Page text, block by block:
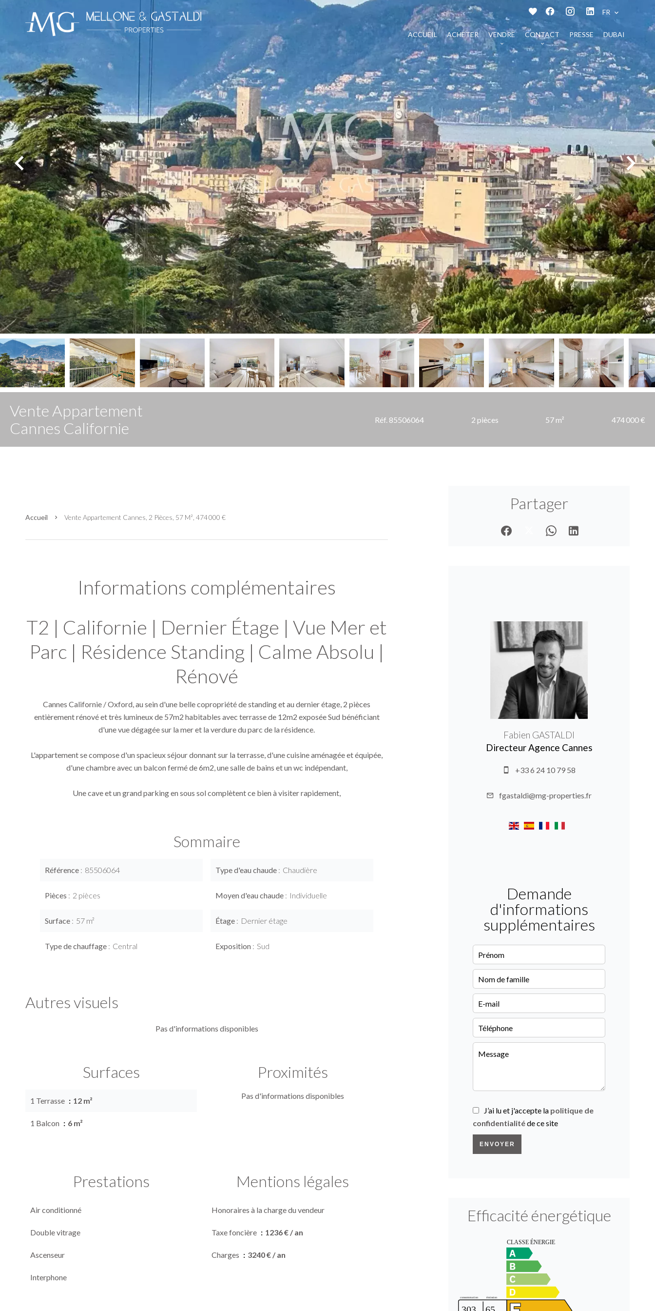
FR
ACCUEIL ACHETER VENDRE CONTACT PRESSE DUBAI
Vente Appartement
Cannes Californie
Réf. 85506064 2 pièces 57 m² 474 000 €
Accueil Vente Appartement Cannes, 2 Pièces, 57 M², 474 000 €
Informations complémentaires
T2 | Californie | Dernier Étage | Vue Mer et
Parc | Résidence Standing | Calme Absolu |
Rénové
Cannes Californie / Oxford, au sein d'une belle copropriété de standing et au dernier étage, 2 pièces
entièrement rénové et très lumineux de 57m2 habitables avec terrasse de 12m2 exposée Sud bénéficiant
d'une vue dégagée sur la mer et la verdure du parc de la résidence.
L'appartement se compose d'un spacieux séjour donnant sur la terrasse, d'une cuisine aménagée et équipée,
d'une chambre avec un balcon fermé de 6m2, une salle de bains et un wc indépendant,
Une cave et un grand parking en sous sol complètent ce bien à visiter rapidement,
Sommaire
Référence 85506064
Pièces 2 pièces
Surface 57 m²
Type de chauffage Central
Type d'eau chaude Chaudière
Moyen d'eau chaude Individuelle
Étage Dernier étage
Exposition Sud
Autres visuels
Pas d'informations disponibles
Surfaces
1 Terrasse 12 m²
1 Balcon 6 m²
Proximités
Pas d'informations disponibles
Prestations
Air conditionné
Double vitrage
Ascenseur
Interphone
Mentions légales
Honoraires à la charge du vendeur
Taxe foncière 1236 € / an
Charges 3240 € / an
Partager
Fabien GASTALDI
Directeur Agence Cannes
+33 6 24 10 79 58
fgastaldi@mg-properties.fr
Demande
d'informations
supplémentaires
J’ai lu et j'accepte la politique de
confidentialitéde ce site
ENVOYER
Efficacité énergétique